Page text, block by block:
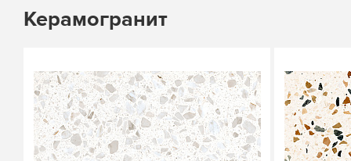
Керамогранит